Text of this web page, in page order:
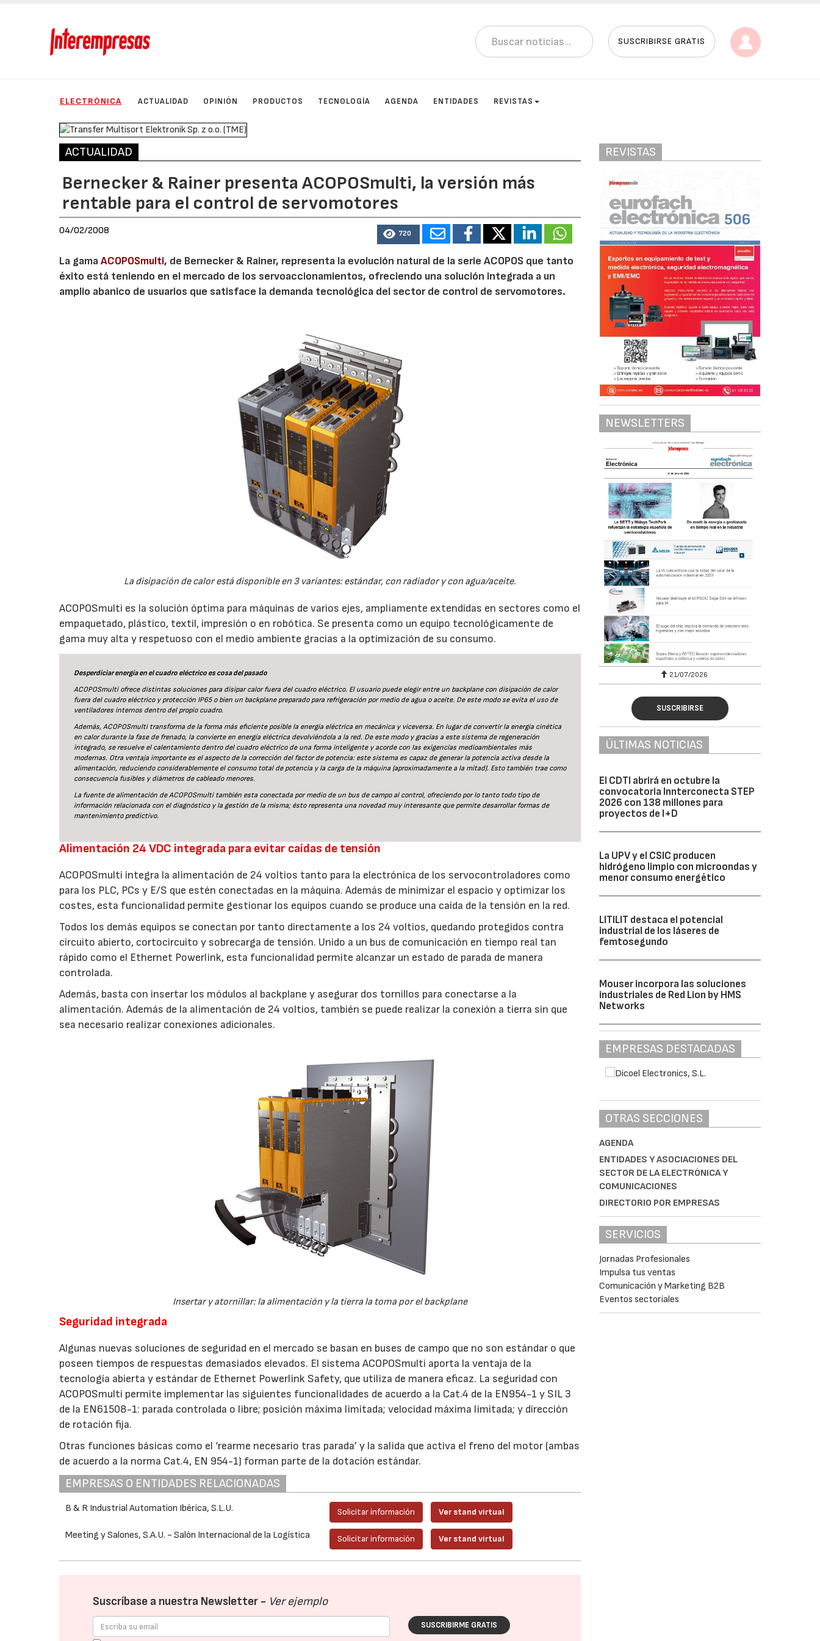
SUSCRIBIRSE GRATIS
ELECTRÓNICA ACTUALIDAD OPINIÓN PRODUCTOS TECNOLOGÍA AGENDA ENTIDADES REVISTAS
ACTUALIDAD
Bernecker & Rainer presenta ACOPOSmulti, la versión más
rentable para el control de servomotores
04/02/2008 720
La gamaACOPOSmulti, de Bernecker & Rainer, representa la evolución natural de la serie ACOPOS que tanto
éxito está teniendo en el mercado de los servoaccionamientos, ofreciendo una solución integrada a un
amplio abanico de usuarios que satisface la demanda tecnológica del sector de control de servomotores.
La disipación de calor está disponible en 3 variantes: estándar, con radiador y con agua/aceite.
ACOPOSmulti es la solución óptima para máquinas de varios ejes, ampliamente extendidas en sectores como el
empaquetado, plástico, textil, impresión o en robótica. Se presenta como un equipo tecnológicamente de
gama muy alta y respetuoso con el medio ambiente gracias a la optimización de su consumo.
Desperdiciar energía en el cuadro eléctrico es cosa del pasado
ACOPOSmulti ofrece distintas soluciones para disipar calor fuera del cuadro eléctrico. El usuario puede elegir entre un backplane con disipación de calor
fuera del cuadro eléctrico y protección IP65 o bien un backplane preparado para refrigeración por medio de agua o aceite. De este modo se evita el uso de
ventiladores internos dentro del propio cuadro.
Además, ACOPOSmulti transforma de la forma más eficiente posible la energía eléctrica en mecánica y viceversa. En lugar de convertir la energía cinética
en calor durante la fase de frenado, la convierte en energía eléctrica devolviéndola a la red. De este modo y gracias a este sistema de regeneración
integrado, se resuelve el calentamiento dentro del cuadro eléctrico de una forma inteligente y acorde con las exigencias medioambientales más
modernas. Otra ventaja importante es el aspecto de la corrección del factor de potencia: este sistema es capaz de generar la potencia activa desde la
alimentación, reduciendo considerablemente el consumo total de potencia y la carga de la máquina (aproximadamente a la mitad). Esto también trae como
consecuencia fusibles y diámetros de cableado menores.
La fuente de alimentación de ACOPOSmulti también esta conectada por medio de un bus de campo al control, ofreciendo por lo tanto todo tipo de
información relacionada con el diagnóstico y la gestión de la misma; ésto representa una novedad muy interesante que permite desarrollar formas de
mantenimiento predictivo.
Alimentación 24 VDC integrada para evitar caídas de tensión
ACOPOSmulti integra la alimentación de 24 voltios tanto para la electrónica de los servocontroladores como
para los PLC, PCs y E/S que estén conectadas en la máquina. Además de minimizar el espacio y optimizar los
costes, esta funcionalidad permite gestionar los equipos cuando se produce una caída de la tensión en la red.
Todos los demás equipos se conectan por tanto directamente a los 24 voltios, quedando protegidos contra
circuito abierto, cortocircuito y sobrecarga de tensión. Unido a un bus de comunicación en tiempo real tan
rápido como el Ethernet Powerlink, esta funcionalidad permite alcanzar un estado de parada de manera
controlada.
Además, basta con insertar los módulos al backplane y asegurar dos tornillos para conectarse a la
alimentación. Además de la alimentación de 24 voltios, también se puede realizar la conexión a tierra sin que
sea necesario realizar conexiones adicionales.
Insertar y atornillar: la alimentación y la tierra la toma por el backplane
Seguridad integrada
Algunas nuevas soluciones de seguridad en el mercado se basan en buses de campo que no son estándar o que
poseen tiempos de respuestas demasiados elevados. El sistema ACOPOSmulti aporta la ventaja de la
tecnología abierta y estándar de Ethernet Powerlink Safety, que utiliza de manera eficaz. La seguridad con
ACOPOSmulti permite implementar las siguientes funcionalidades de acuerdo a la Cat.4 de la EN954-1 y SIL 3
de la EN61508-1: parada controlada o libre; posición máxima limitada; velocidad máxima limitada; y dirección
de rotación fija.
Otras funciones básicas como el ‘rearme necesario tras parada’ y la salida que activa el freno del motor (ambas
de acuerdo a la norma Cat.4, EN 954-1) forman parte de la dotación estándar.
EMPRESAS O ENTIDADES RELACIONADAS
B & R Industrial Automation Ibérica, S.L.U. Solicitar información Ver stand virtual
Meeting y Salones, S.A.U. - Salón Internacional de la Logística Solicitar información Ver stand virtual
Suscríbase a nuestra Newsletter - Ver ejemplo
SUSCRIBIRME GRATIS
REVISTAS
NEWSLETTERS
21/07/2026
SUSCRIBIRSE
ÚLTIMAS NOTICIAS
El CDTI abrirá en octubre la
convocatoria Innterconecta STEP
2026 con 138 millones para
proyectos de I+D
La UPV y el CSIC producen
hidrógeno limpio con microondas y
menor consumo energético
LITILIT destaca el potencial
industrial de los láseres de
femtosegundo
Mouser incorpora las soluciones
industriales de Red Lion by HMS
Networks
EMPRESAS DESTACADAS
OTRAS SECCIONES
AGENDA
ENTIDADES Y ASOCIACIONES DEL
SECTOR DE LA ELECTRÓNICA Y
COMUNICACIONES
DIRECTORIO POR EMPRESAS
SERVICIOS
Jornadas Profesionales
Impulsa tus ventas
Comunicación y Marketing B2B
Eventos sectoriales